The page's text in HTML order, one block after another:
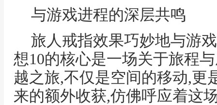
与游戏进程的深层共鸣
旅人戒指效果巧妙地与游
想10的核心是一场关于旅程
越之旅,不仅是空间的移动,更
来的额外收获,仿佛呼应着这